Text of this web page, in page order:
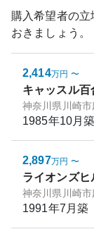
購入希望者の
おきましょう。
2,414万円 〜
キャッスル百
神奈川県川崎
1985年10月築
2,897万円 〜
ライオンズヒ
神奈川県川崎
1991年7月築